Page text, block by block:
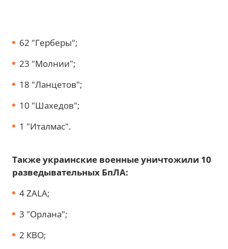
62 "Герберы";
23 "Молнии";
18 "Ланцетов";
10 "Шахедов";
1 "Италмас".
Также украинские военные уничтожили 10
разведывательных БпЛА:
4 ZALA;
3 "Орлана";
2 КВО;